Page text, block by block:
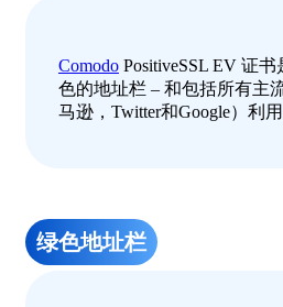
Comodo PositiveSSL EV 证
色的地址栏 – 和包括所有主
马逊，Twitter和Google）利用
绿色地址栏